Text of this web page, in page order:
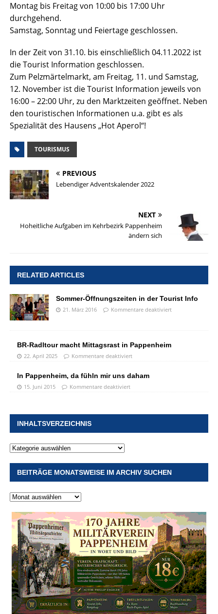
Montag bis Freitag von 10:00 bis 17:00 Uhr
durchgehend.
Samstag, Sonntag und Feiertage geschlossen.
In der Zeit von 31.10. bis einschließlich 04.11.2022 ist
die Tourist Information geschlossen.
Zum Pelzmärtelmarkt, am Freitag, 11. und Samstag,
12. November ist die Tourist Information jeweils von
16:00 – 22:00 Uhr, zu den Marktzeiten geöffnet. Neben
den touristischen Informationen u.a. gibt es als
Spezialität des Hausens „Hot Aperol“!
TOURISMUS
PREVIOUS
Lebendiger Adventskalender 2022
NEXT
Hoheitliche Aufgaben im Kehrbezirk Pappenheim
ändern sich
RELATED ARTICLES
Sommer-Öffnungszeiten in der Tourist Info
21. März 2016 Kommentare deaktiviert
BR-Radltour macht Mittagsrast in Pappenheim
22. April 2025 Kommentare deaktiviert
In Pappenheim, da fühln mir uns daham
15. Juni 2015 Kommentare deaktiviert
INHALTSVERZEICHNIS
BEITRÄGE MONATSWEISE IM ARCHIV SUCHEN